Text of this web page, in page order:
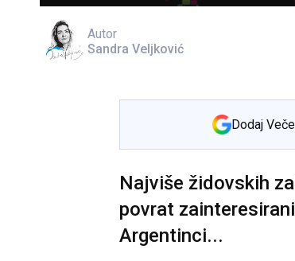
Autor
Sandra Veljković
Dodaj
Najviše židovskih
povrat
Argentinci...